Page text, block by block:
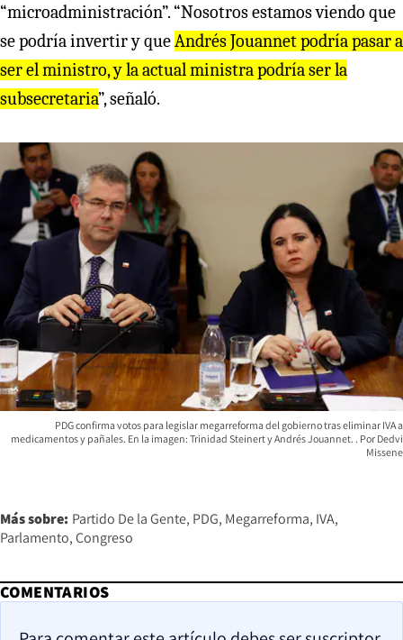
“microadministración”. “Nosotros estamos viendo que
se podría invertir y queAndrés Jouannet podría pasar a
ser el ministro, y la actual ministra podría ser la
subsecretaria”, señaló.
PDG confirma votos para legislar megarreforma del gobierno tras eliminar IVA a
medicamentos y pañales. En la imagen: Trinidad Steinert y Andrés Jouannet.
Dedvi
Missene
Más sobre: Partido De la Gente PDG Megarreforma IVA
Parlamento Congreso
COMENTARIOS